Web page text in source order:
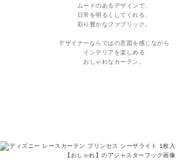
ムードのあるデザインで、
日常を明るくしてくれる、
彩り豊かなファブリック。
デザイナーならではの意図を感じながら
インテリアを楽しめる
おしゃれなカーテン。